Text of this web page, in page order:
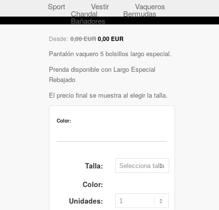
Sport Vestir Vaqueros
Chandal Bermudas
Bañadores
Desde: 0,00 EUR0,00 EUR
Pantalón vaquero 5 bolsillos largo especial.
Prenda disponible con Largo Especial
Rebajado
El precio final se muestra al elegir la talla.
Color:
Talla:
Color:
Unidades: